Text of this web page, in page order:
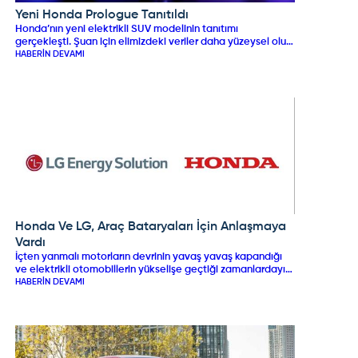
HONDA
Yeni Honda Prologue Tanıtıldı
Honda’nın yeni elektrikli SUV modelinin tanıtımı
gerçekleşti. Şuan için elimizdeki veriler daha yüzeysel olup
ilerleyen günlerde daha ayrıntılı bilgilere sahip olma
HABERIN DEVAMI
HONDA
Honda Ve LG, Araç Bataryaları İçin Anlaşmaya
Vardı
İçten yanmalı motorların devrinin yavaş yavaş kapandığı
ve elektrikli otomobillerin yükselişe geçtiği zamanlardayız.
Birçok marka belli bir yıla kadar elektrikli otomobillere
HABERIN DEVAMI